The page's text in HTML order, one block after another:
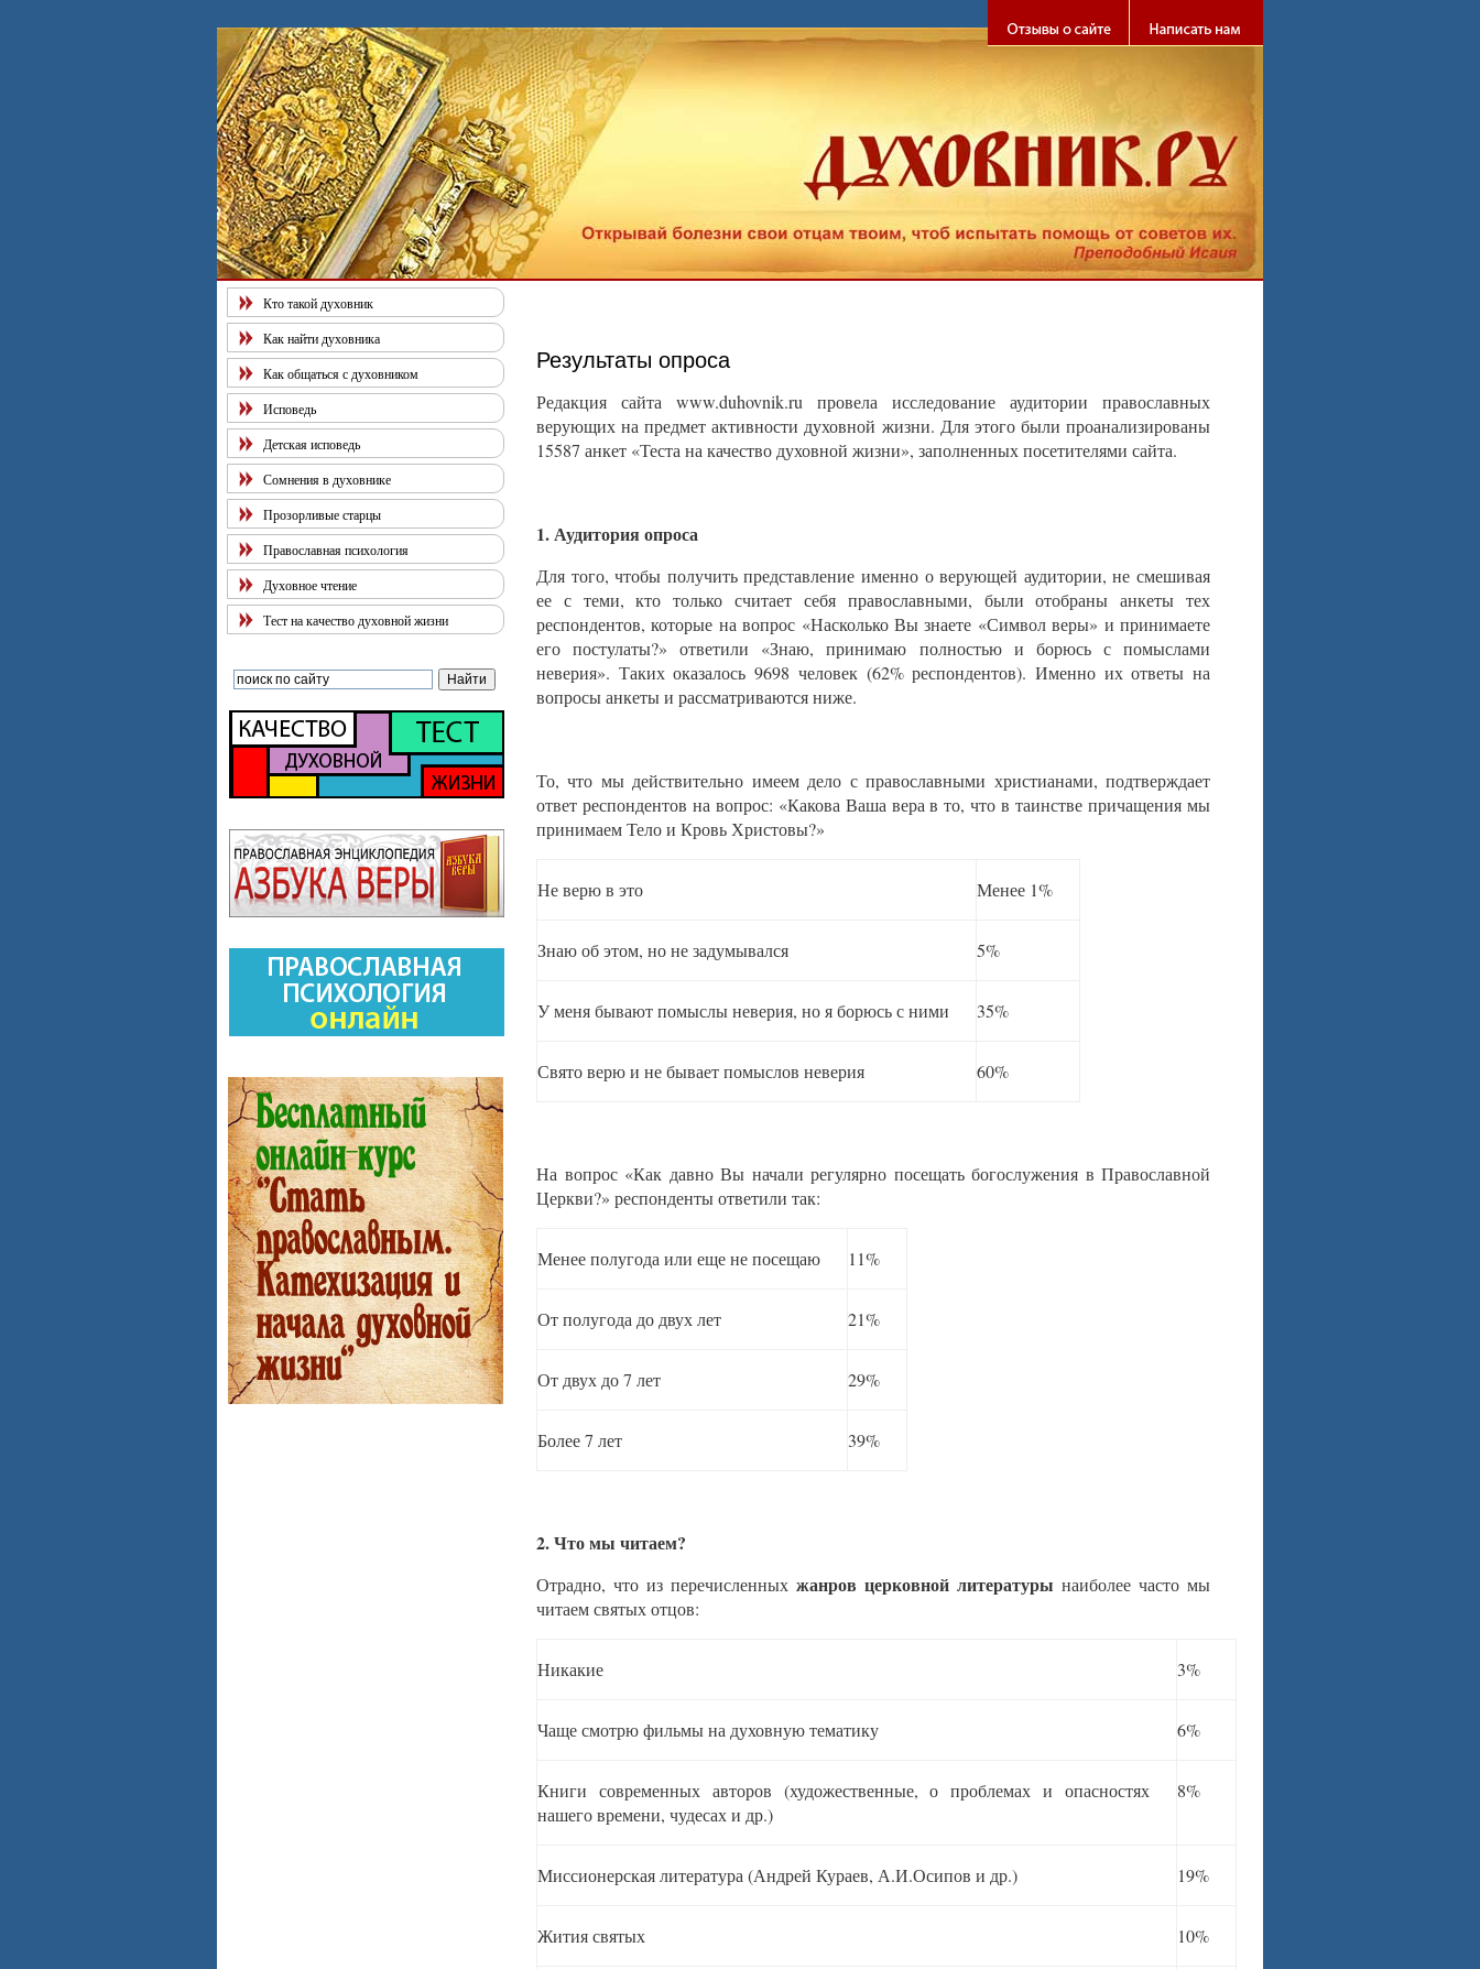
Рекомендуем наш "Тест на качество духовной жизни". Познай себя!
Результаты опроса
Редакция сайта www.duhovnik.ru провела исследование аудитории православных
верующих на предмет активности духовной жизни. Для этого были проанализированы
15587 анкет «Теста на качество духовной жизни», заполненных посетителями сайта.
1. Аудитория опроса
Для того, чтобы получить представление именно о верующей аудитории, не смешивая
ее с теми, кто только считает себя православными, были отобраны анкеты тех
респондентов, которые на вопрос «Насколько Вы знаете «Символ веры» и принимаете
его постулаты?» ответили «Знаю, принимаю полностью и борюсь с помыслами
неверия». Таких оказалось 9698 человек (62% респондентов). Именно их ответы на
вопросы анкеты и рассматриваются ниже.
То, что мы действительно имеем дело с православными христианами, подтверждает
ответ респондентов на вопрос: «Какова Ваша вера в то, что в таинстве причащения мы
принимаем Тело и Кровь Христовы?»
Не верю в это Менее 1%
Знаю об этом, но не задумывался 5%
У меня бывают помыслы неверия, но я борюсь с ними 35%
Свято верю и не бывает помыслов неверия 60%
На вопрос «Как давно Вы начали регулярно посещать богослужения в Православной
Церкви?» респонденты ответили так:
Менее полугода или еще не посещаю 11%
От полугода до двух лет 21%
От двух до 7 лет 29%
Более 7 лет 39%
2. Что мы читаем?
Отрадно, что из перечисленных жанров церковной литературы наиболее часто мы
читаем святых отцов:
Никакие 3%
Чаще смотрю фильмы на духовную тематику 6%
Книги современных авторов (художественные, о проблемах и опасностях
нашего времени, чудесах и др.)
8%
Миссионерская литература (Андрей Кураев, А.И.Осипов и др.) 19%
Жития святых 10%
Кто такой духовник
Как найти духовника
Как общаться с духовником
Исповедь
Детская исповедь
Сомнения в духовнике
Прозорливые старцы
Православная психология
Духовное чтение
Тест на качество духовной жизни